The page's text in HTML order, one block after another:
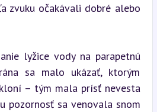
zvuku očakávali dobré alebo
lyžice vody na parapetnú
sa malo ukázať, ktorým
– tým mala prísť nevesta
pozornosť sa venovala snom